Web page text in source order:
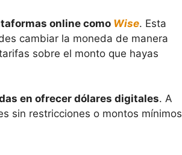
online como Wise. Esta
cambiar la moneda de manera
sobre el monto que hayas
en ofrecer dólares digitales. A
sin restricciones o montos mínimos